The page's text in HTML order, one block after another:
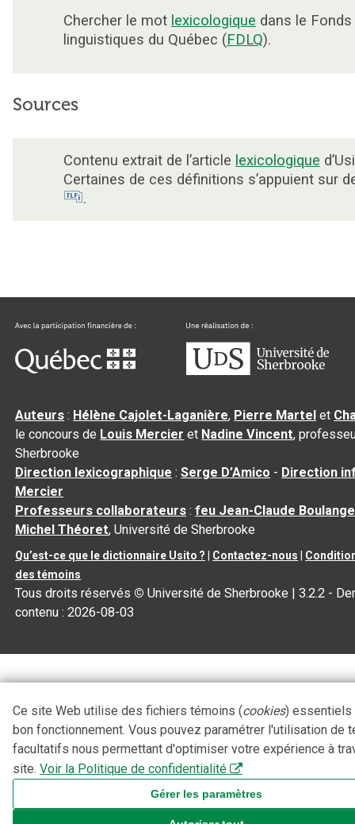
Chercher le mot lexicologique dans le
linguistiques du Québec (FDLQ).
Sources
Contenu extrait de l’article lexicologique
Certaines de ces définitions s’appuient sur
.
Auteurs : Hélène Cajolet-Laganière, Pierre Martel et
le concours de Louis Mercier et Nadine Vincent,
Sherbrooke
Direction lexicographique :Serge D’Amico - Direction
Mercier
Professeurs collaborateurs :feu Jean-Claude
Michel Théoret, Université de Sherbrooke
Qu’est-ce que le dictionnaire Usito ? Contactez-nous
des témoins
Tous droits réservés © Université de Sherbrooke |3.2.2 -
contenu :2026-08-03
Ce site Web utilise des fichiers témoins (cookies) essentiels
bon fonctionnement. Vous pouvez paramétrer l'utilisation de
facultatifs nous permettant d'optimiser votre expérience à
site. Voir la Politique de confidentialité
Gérer les paramètres